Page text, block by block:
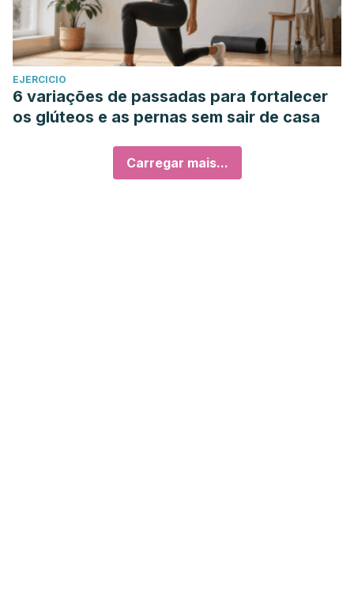
EJERCICIO
6 variações de passadas para fortalecer
os glúteos e as pernas sem sair de casa
Carregar mais...